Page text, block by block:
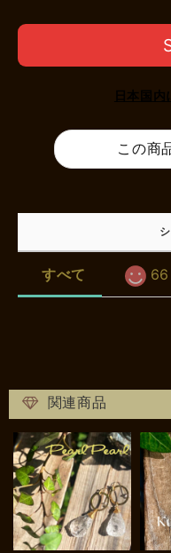
日本国
この商
すべて 66
関連商品